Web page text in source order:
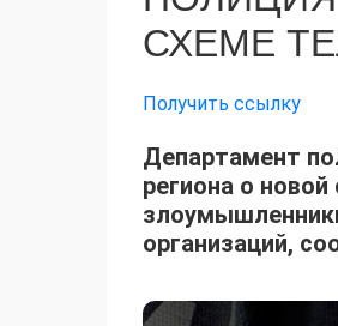
СХЕМЕ
Получить ссылку
Департамент
региона о
организаций,